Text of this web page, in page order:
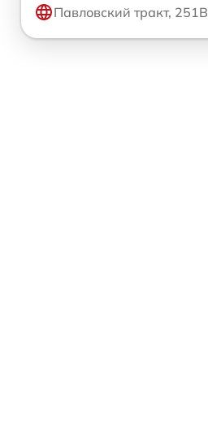
Павловский тракт, 251В